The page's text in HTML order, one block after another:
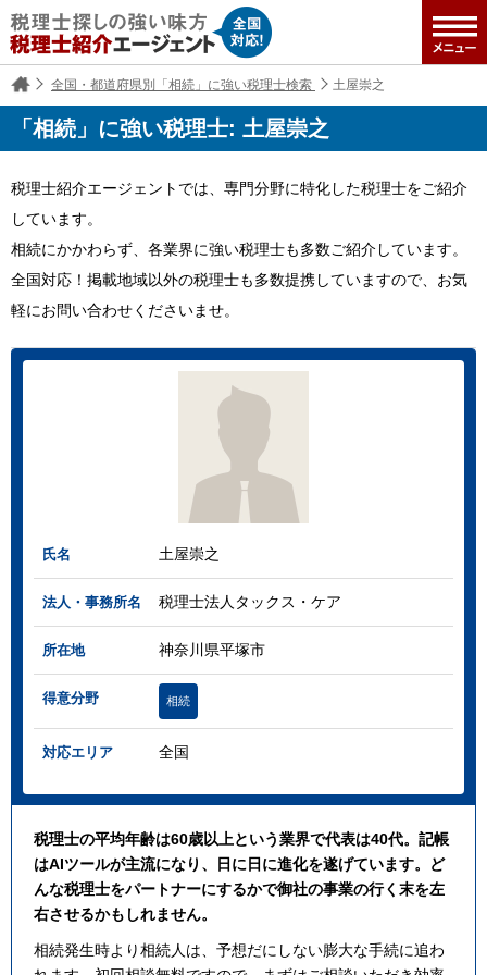
全国・都道府県別「相続」に強い税理士検索 土屋崇之
「相続」に強い税理士: 土屋崇之
税理士紹介エージェントでは、専門分野に特化した税理士をご紹介
しています。
相続にかかわらず、各業界に強い税理士も多数ご紹介しています。
全国対応！掲載地域以外の税理士も多数提携していますので、お気
軽にお問い合わせくださいませ。
氏名 土屋崇之
法人・事務所名 税理士法人タックス・ケア
所在地 神奈川県平塚市
得意分野 相続
対応エリア 全国
税理士の平均年齢は60歳以上という業界で代表は40代。記帳
はAIツールが主流になり、日に日に進化を遂げています。ど
んな税理士をパートナーにするかで御社の事業の行く末を左
右させるかもしれません。
相続発生時より相続人は、予想だにしない膨大な手続に追わ